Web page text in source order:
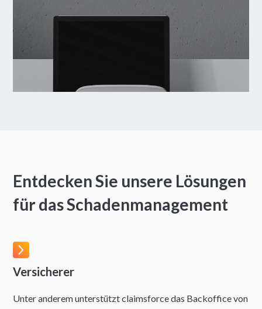
Entdecken Sie unsere Lösungen
für das Schadenmanagement
Versicherer
Unter anderem unterstützt claimsforce das Backoffice von